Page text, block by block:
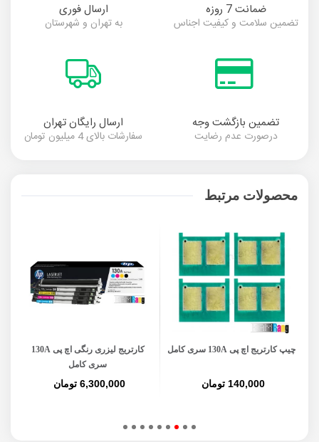
ضمانت 7 روزه
تضمین سلامت و کیفیت اجناس
ارسال فوری
به تهران و شهرستان
تضمین بازگشت وجه
درصورت عدم رضایت
ارسال رایگان تهران
سفارشات بالای 4 میلیون تومان
محصولات مرتبط
چیپ کارتریج اچ پی 130A سری کامل
140,000 تومان
کارتریج لیزری رنگی اچ پی 130A
سری کامل
6,300,000 تومان